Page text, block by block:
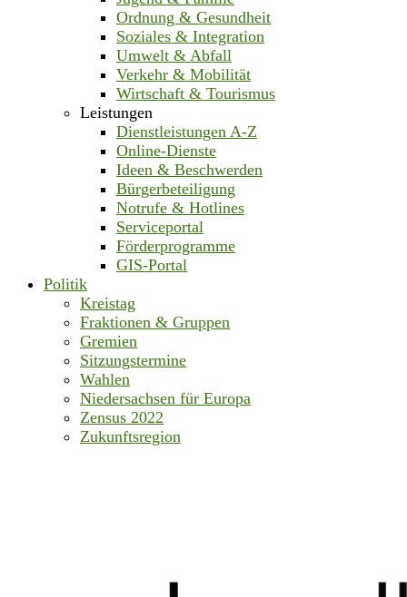
Ordnung & Gesundheit
Soziales & Integration
Umwelt & Abfall
Verkehr & Mobilität
Wirtschaft & Tourismus
Leistungen
Dienstleistungen A-Z
Online-Dienste
Ideen & Beschwerden
Bürgerbeteiligung
Notrufe & Hotlines
Serviceportal
Förderprogramme
GIS-Portal
Politik
Kreistag
Fraktionen & Gruppen
Gremien
Sitzungstermine
Wahlen
Niedersachsen für Europa
Zensus 2022
Zukunftsregion